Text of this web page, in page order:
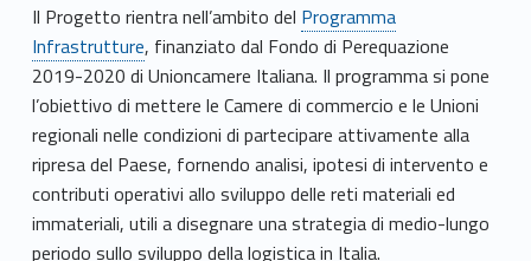
Il Progetto rientra nell’ambito del Programma
Infrastrutture, finanziato dal Fondo di Perequazione
2019-2020 di Unioncamere Italiana. Il programma si pone
l’obiettivo di mettere le Camere di commercio e le Unioni
regionali nelle condizioni di partecipare attivamente alla
ripresa del Paese, fornendo analisi, ipotesi di intervento e
contributi operativi allo sviluppo delle reti materiali ed
immateriali, utili a disegnare una strategia di medio-lungo
periodo sullo sviluppo della logistica in Italia.